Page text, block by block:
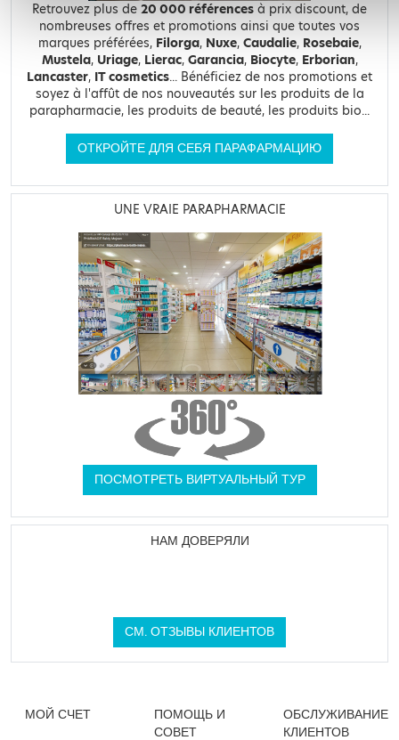
Retrouvez plus de 20 000 références à prix discount, de
nombreuses offres et promotions ainsi que toutes vos
marques préférées, Filorga, Nuxe, Caudalie, Rosebaie,
Mustela, Uriage, Lierac, Garancia, Biocyte, Erborian,
Lancaster, IT cosmetics... Bénéficiez de nos promotions et
soyez à l'affût de nos nouveautés sur les produits de la
parapharmacie, les produits de beauté, les produits bio...
ОТКРОЙТЕ ДЛЯ СЕБЯ ПАРАФАРМАЦИЮ
UNE VRAIE PARAPHARMACIE
ПОСМОТРЕТЬ ВИРТУАЛЬНЫЙ ТУР
НАМ ДОВЕРЯЛИ
СМ. ОТЗЫВЫ КЛИЕНТОВ
МОЙ СЧЕТ
ПОМОЩЬ И
СОВЕТ
ОБСЛУЖИВАНИЕ
КЛИЕНТОВ